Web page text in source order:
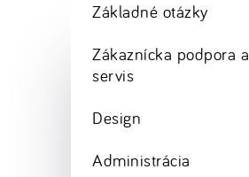
Základné otázky
Zákaznícka podpora a
servis
Design
Administrácia